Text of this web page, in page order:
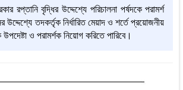
রপ্তানি বৃদ্ধির উদ্দেশ্যে পরিচালনা পর্ষদকে পরামর্শ
উদ্দেশ্যে তদকর্তৃক নির্ধারিত মেয়াদ ও শর্তে প্রয়োজনীয়
ও পরামর্শক নিয়োগ করিতে পারিবে।